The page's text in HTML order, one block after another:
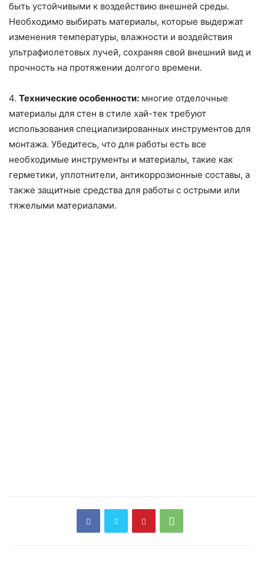
быть устойчивыми к воздействию внешней среды.
Необходимо выбирать материалы, которые выдержат
изменения температуры, влажности и воздействия
ультрафиолетовых лучей, сохраняя свой внешний вид и
прочность на протяжении долгого времени.
4. Технические особенности: многие отделочные
материалы для стен в стиле хай-тек требуют
использования специализированных инструментов для
монтажа. Убедитесь, что для работы есть все
необходимые инструменты и материалы, такие как
герметики, уплотнители, антикоррозионные составы, а
также защитные средства для работы с острыми или
тяжелыми материалами.